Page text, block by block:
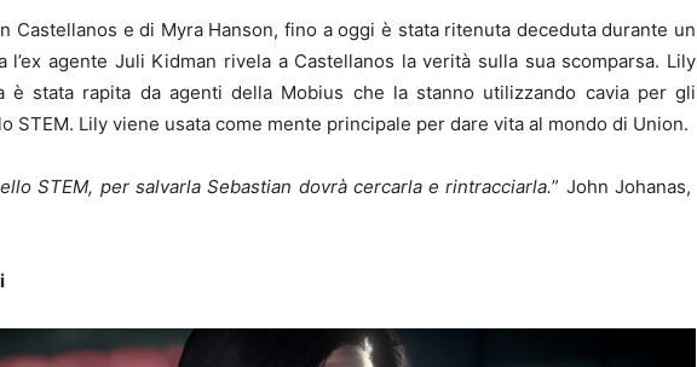
Castellanos e di Myra Hanson, fino a oggi è stata ritenuta deceduta durante un
l’ex agente Juli Kidman rivela a Castellanos la verità sulla sua scomparsa. Lily
è stata rapita da agenti della Mobius che la stanno utilizzando cavia per gli
STEM. Lily viene usata come mente principale per dare vita al mondo di Union.
STEM, per salvarla Sebastian dovrà cercarla e rintracciarla.” John Johanas,